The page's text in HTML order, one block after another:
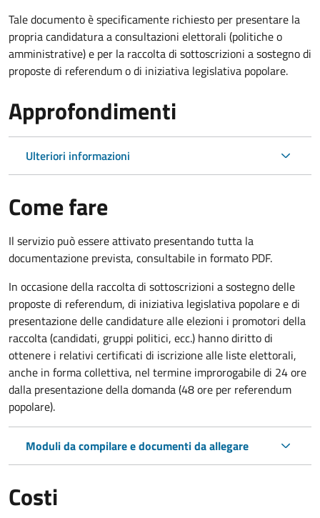
Tale documento è specificamente richiesto per presentare la
propria candidatura a consultazioni elettorali (politiche o
amministrative) e per la raccolta di sottoscrizioni a sostegno di
proposte di referendum o di iniziativa legislativa popolare.
Approfondimenti
Ulteriori informazioni
Come fare
Il servizio può essere attivato presentando tutta la
documentazione prevista, consultabile in formato PDF.
In occasione della raccolta di sottoscrizioni a sostegno delle
proposte di referendum, di iniziativa legislativa popolare e di
presentazione delle candidature alle elezioni i promotori della
raccolta (candidati, gruppi politici, ecc.) hanno diritto di
ottenere i relativi certificati di iscrizione alle liste elettorali,
anche in forma collettiva, nel termine improrogabile di 24 ore
dalla presentazione della domanda (48 ore per referendum
popolare).
Moduli da compilare e documenti da allegare
Costi